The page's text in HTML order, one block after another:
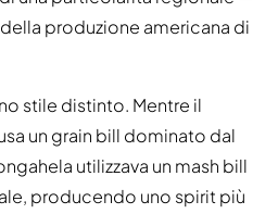
produzione americana di
stile distinto. Mentre il
un grain bill dominato dal
utilizzava un mash bill
producendo uno spirit più